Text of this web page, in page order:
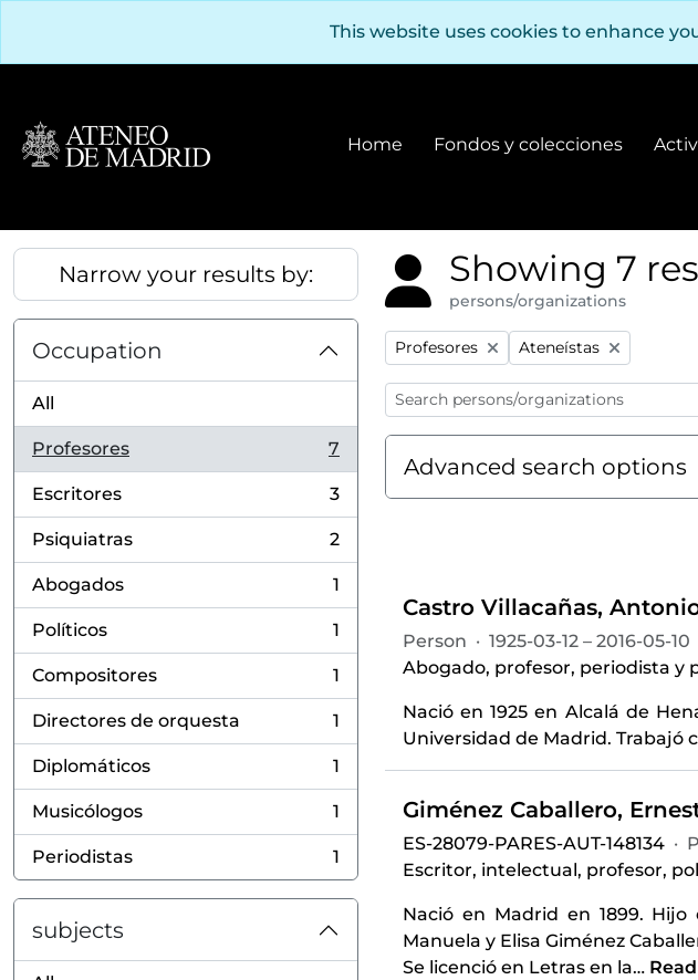
This website uses cookies to enhance
Home Fondos y colecciones
Fondos y
Narrow your results by:
Occupation
All
Profesores
, 7 results
7
Escritores
, 3 results
3
Psiquiatras
, 2 results
2
Abogados
, 1 results
1
Políticos
, 1 results
1
Compositores
, 1 results
1
Directores de orquesta
, 1 results
1
Diplomáticos
, 1 results
1
Musicólogos
, 1 results
1
Periodistas
, 1 results
1
subjects
Showing 7
persons/organizations
Remove filter:
Profesores Remove filter:
Ateneístas
Advanced search options
Castro Villacañas,
Person · 1925-03-12 – 2016-05-10
Abogado, profesor, periodista y
Nació en 1925 en Alcalá de
Universidad de Madrid. Trabajó
Giménez Caballero,
ES-28079-PARES-AUT-148134 ·
Escritor, intelectual, profesor,
Nació en Madrid en 1899.
Manuela y Elisa Giménez
Se licenció en Letras en la…